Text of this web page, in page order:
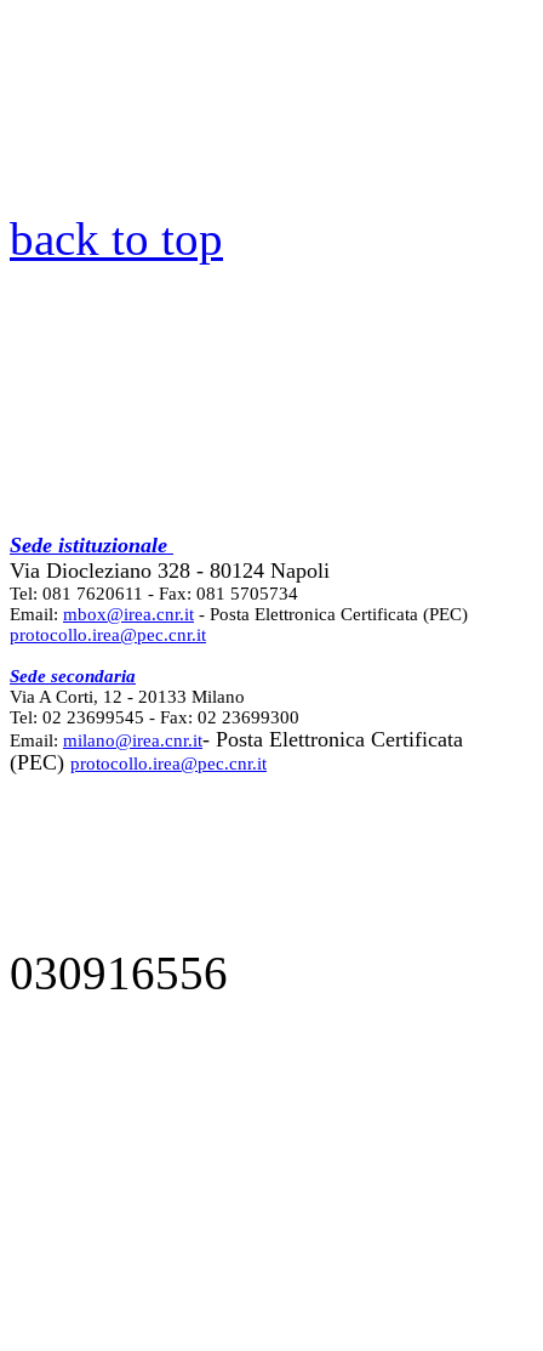
back to top
Sede istituzionale
Via Diocleziano 328 - 80124 Napoli
Tel: 081 7620611 - Fax: 081 5705734
Email: mbox@irea.cnr.it - Posta Elettronica Certificata (PEC)
protocollo.irea@pec.cnr.it
Sede secondaria
Via A Corti, 12 - 20133 Milano
Tel: 02 23699545 - Fax: 02 23699300
Email: milano@irea.cnr.it- Posta Elettronica Certificata
(PEC) protocollo.irea@pec.cnr.it
030916556